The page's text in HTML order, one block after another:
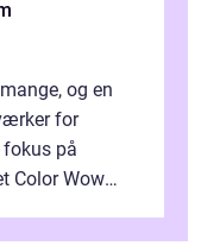
og en
for
på
Color Wow